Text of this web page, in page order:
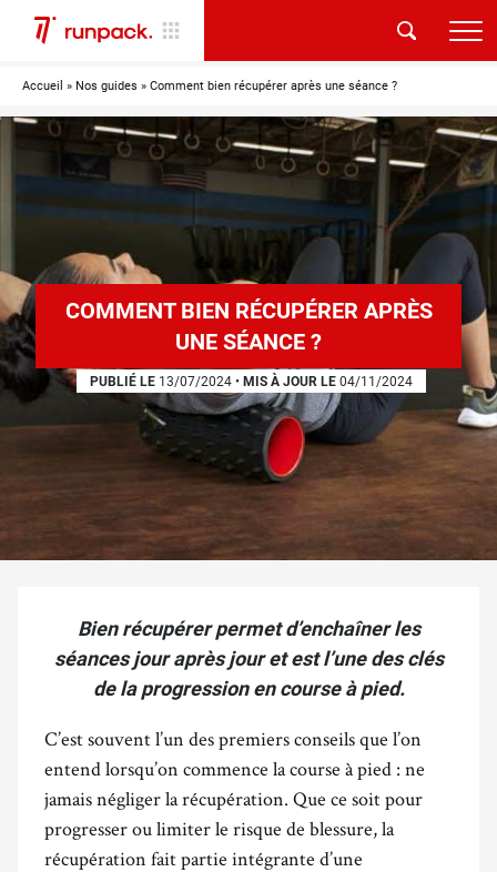
Accueil » Nos guides » Comment bien récupérer après une séance ?
COMMENT BIEN RÉCUPÉRER APRÈS
UNE SÉANCE ?
PUBLIÉ LE 13/07/2024 • MIS À JOUR LE 04/11/2024
Bien récupérer permet d’enchaîner les
séances jour après jour et est l’une des clés
de la progression en course à pied.
C’est souvent l’un des premiers conseils que l’on
entend lorsqu’on commence la course à pied : ne
jamais négliger la récupération. Que ce soit pour
progresser ou limiter le risque de blessure, la
récupération fait partie intégrante d’une